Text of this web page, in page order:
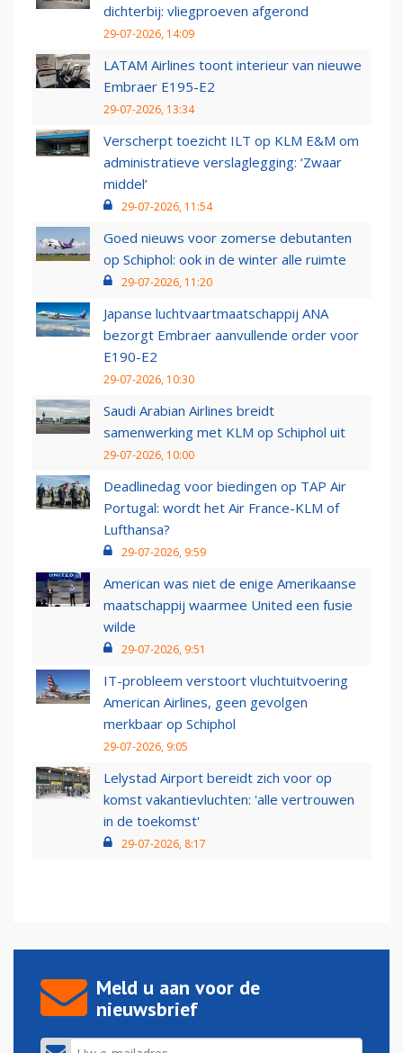
dichterbij: vliegproeven afgerond
29-07-2026, 14:09
LATAM Airlines toont interieur van nieuwe
Embraer E195-E2
29-07-2026, 13:34
Verscherpt toezicht ILT op KLM E&M om
administratieve verslaglegging: ‘Zwaar
middel’
29-07-2026, 11:54
Goed nieuws voor zomerse debutanten
op Schiphol: ook in de winter alle ruimte
29-07-2026, 11:20
Japanse luchtvaartmaatschappij ANA
bezorgt Embraer aanvullende order voor
E190-E2
29-07-2026, 10:30
Saudi Arabian Airlines breidt
samenwerking met KLM op Schiphol uit
29-07-2026, 10:00
Deadlinedag voor biedingen op TAP Air
Portugal: wordt het Air France-KLM of
Lufthansa?
29-07-2026, 9:59
American was niet de enige Amerikaanse
maatschappij waarmee United een fusie
wilde
29-07-2026, 9:51
IT-probleem verstoort vluchtuitvoering
American Airlines, geen gevolgen
merkbaar op Schiphol
29-07-2026, 9:05
Lelystad Airport bereidt zich voor op
komst vakantievluchten: 'alle vertrouwen
in de toekomst'
29-07-2026, 8:17
Meld u aan voor de
nieuwsbrief